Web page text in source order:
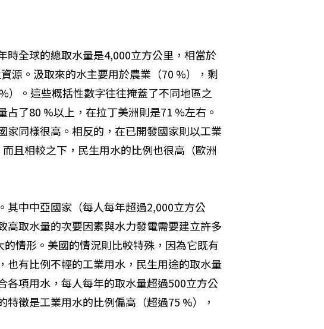
時全球的總取水量是4,000立方公里，相當於
源。汲取來的水主要用於農業（70 %），剩
）。這些概括性數字往往掩蓋了不同地區之
了80 %以上，在拉丁美洲則是71 %左右。
同樣很高。相反的，在已開發國家則以工業
且相較之下，民生用水的比例也很高（歐洲
其中中亞國家（每人每年超過2,000立方公
高取水量的次要因素與水力發電需要建立許多
情形。美國的情況則比較特殊，因為它既有
有比例不輕的工業用水，民生用途的取水量
各項用水，每人每年的取水量超過500立方公
徵是工業用水的比例偏高（超過75 %），